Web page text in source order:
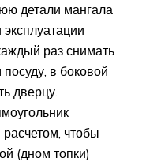
детали мангала
раз снимать
в боковой
дверцу.
чтобы
(дном топки)